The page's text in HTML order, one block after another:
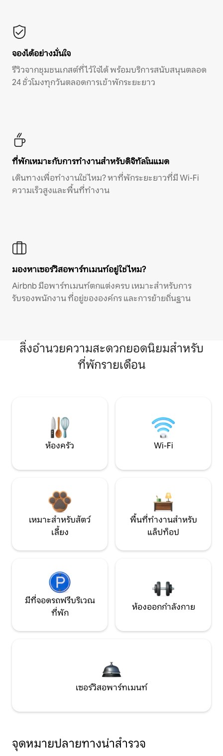
จองได้อย่างมั่นใจ
รีวิวจากชุมชนเกสต์ที่ไว้ใจได้ พร้อมบริการสนับสนุนตลอด
24 ชั่วโมงทุกวันตลอดการเข้าพักระยะยาว
ที่พักเหมาะกับการทำงานสำหรับดิจิทัลโนแมด
เดินทางเพื่อทำงานใช่ไหม? หาที่พักระยะยาวที่มี Wi-Fi
ความเร็วสูงและพื้นที่ทำงาน
มองหาเซอร์วิสอพาร์ทเมนท์อยู่ใช่ไหม?
Airbnb มีอพาร์ทเมนท์ตกแต่งครบ เหมาะสำหรับการ
รับรองพนักงาน ที่อยู่ขององค์กร และการย้ายถิ่นฐาน
สิ่งอำนวยความสะดวกยอดนิยมสำหรับ
ที่พักรายเดือน
ห้องครัว Wi-Fi
เหมาะสำหรับสัตว์
เลี้ยง
พื้นที่ทำงานสำหรับ
แล็ปท็อป
มีที่จอดรถฟรีบริเวณ
ที่พัก
ห้องออกกำลังกาย
เซอร์วิสอพาร์ทเมนท์
จุดหมายปลายทางน่าสำรวจ